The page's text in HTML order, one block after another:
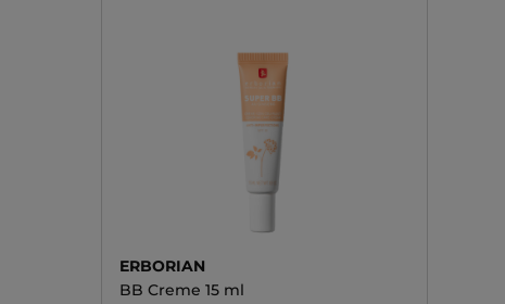
ERBORIAN
BB Creme 15 ml